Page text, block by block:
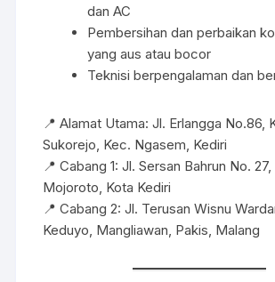
dan AC
Pembersihan dan perbaikan
yang aus atau bocor
Teknisi berpengalaman dan
📍 Alamat Utama: Jl. Erlangga No.86,
Sukorejo, Kec. Ngasem, Kediri
📍 Cabang 1: Jl. Sersan Bahrun No.
Mojoroto, Kota Kediri
📍 Cabang 2: Jl. Terusan Wisnu
Keduyo, Mangliawan, Pakis, Malang